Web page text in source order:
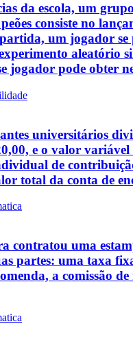
da escola, um
consiste no
um jogador se
aleatório
jogador pode obter
universitários
e o valor
de
total da conta de
contratou uma
partes: uma taxa
a comissão